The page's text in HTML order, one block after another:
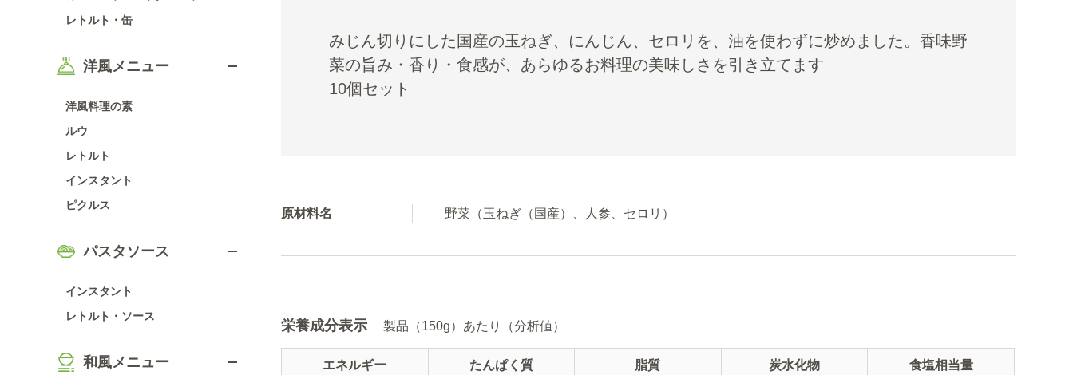
レトルト・缶
洋風メニュー
洋風料理の素
ルウ
レトルト
インスタント
ピクルス
パスタソース
インスタント
レトルト・ソース
和風メニュー
みじん切りにした国産の玉ねぎ、にんじん、セロリを、油を使わずに炒めました。香味野
菜の旨み・香り・食感が、あらゆるお料理の美味しさを引き立てます
10個セット
原材料名 野菜（玉ねぎ（国産）、人参、セロリ）
栄養成分表示 製品（150g）あたり（分析値）
エネルギー たんぱく質 脂質 炭水化物 食塩相当量